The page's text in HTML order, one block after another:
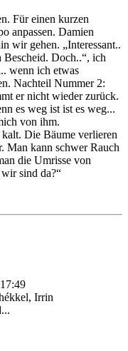
Für einen kurzen
anpassen. Damien
wir gehen. „Interessant..
Doch..“, ich
wenn ich etwas
Nachteil Nummer 2:
er nicht wieder zurück.
es weg ist ist es weg...
von ihm.
Die Bäume verlieren
Man kann schwer Rauch
die Umrisse von
sind da?“
Irrin